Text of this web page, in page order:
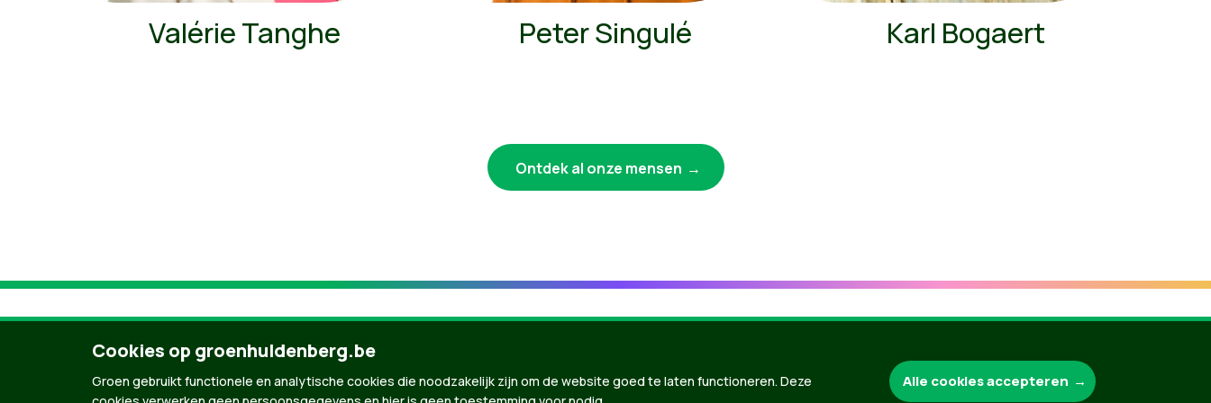
Valérie Tanghe Peter Singulé Karl Bogaert
Ontdek al onze mensen
Groen.be
Cookies op groenhuldenberg.be
Groen gebruikt functionele en analytische cookies die noodzakelijk zijn om de website goed te laten functioneren. Deze
Alle cookies accepteren